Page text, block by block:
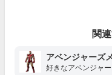
関
アベンジャーズ
好きなアベンジャ